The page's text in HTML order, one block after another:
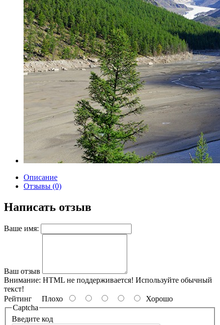
Описание
Отзывы (0)
Написать отзыв
Ваше имя:
Ваш отзыв
Внимание: HTML не поддерживается! Используйте обычный
текст!
Рейтинг Плохо
Хорошо
Captcha
Введите код